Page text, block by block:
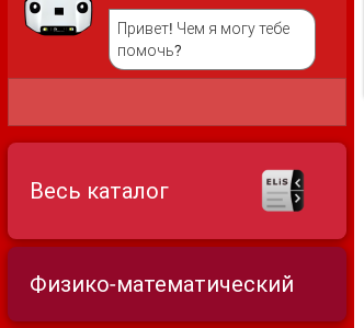
Привет! Чем я могу тебе
помочь?
Весь каталог
Физико-математический